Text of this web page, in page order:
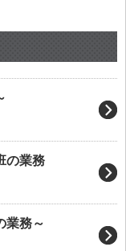
の業務
業務～